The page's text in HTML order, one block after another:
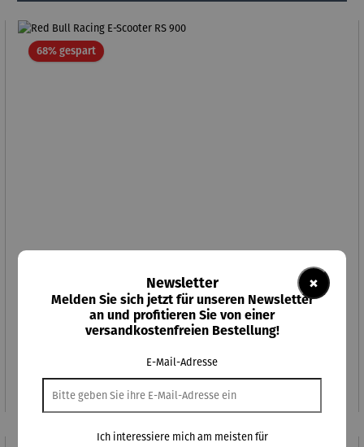
68% gespartRabatt
Red Bull Racing E-Scooter RS 900
×
Newsletter
Melden Sie sich jetzt für unseren Newsletter
an und profitieren Sie von einer
versandkostenfreien Bestellung!
E-Mail-Adresse
Ich interessiere mich am meisten für